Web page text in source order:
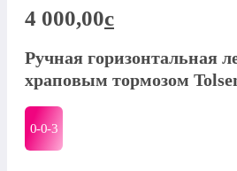
4 000,00c
Ручная горизонтальная
храповым тормозом
0-0-3